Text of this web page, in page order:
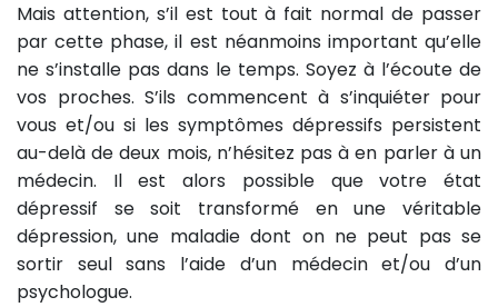
Mais attention, s’il est tout à fait normal de passer
par cette phase, il est néanmoins important qu’elle
ne s’installe pas dans le temps. Soyez à l’écoute de
vos proches. S’ils commencent à s’inquiéter pour
vous et/ou si les symptômes dépressifs persistent
au-delà de deux mois, n’hésitez pas à en parler à un
médecin. Il est alors possible que votre état
dépressif se soit transformé en une véritable
dépression, une maladie dont on ne peut pas se
sortir seul sans l’aide d’un médecin et/ou d’un
psychologue.